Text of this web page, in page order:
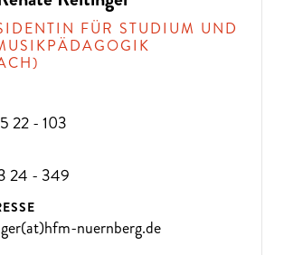
FÜR STUDIUM UND
22 - 103
24 - 349
nuernberg.de